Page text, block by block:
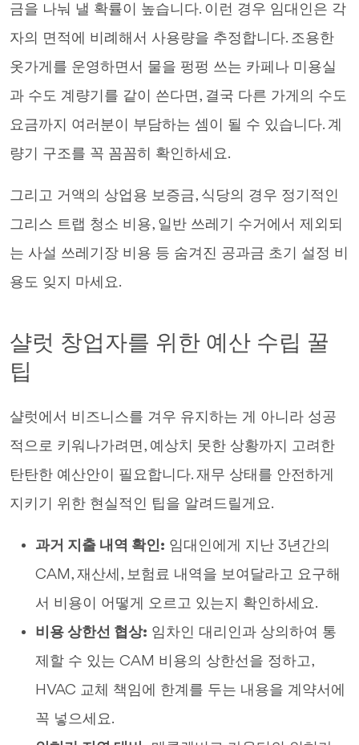
금을 나눠 낼 확률이 높습니다. 이런 경우 임대인은 각
자의 면적에 비례해서 사용량을 추정합니다. 조용한
옷가게를 운영하면서 물을 펑펑 쓰는 카페나 미용실
과 수도 계량기를 같이 쓴다면, 결국 다른 가게의 수도
요금까지 여러분이 부담하는 셈이 될 수 있습니다. 계
량기 구조를 꼭 꼼꼼히 확인하세요.
그리고 거액의 상업용 보증금, 식당의 경우 정기적인
그리스 트랩 청소 비용, 일반 쓰레기 수거에서 제외되
는 사설 쓰레기장 비용 등 숨겨진 공과금 초기 설정 비
용도 잊지 마세요.
샬럿 창업자를 위한 예산 수립 꿀
팁
샬럿에서 비즈니스를 겨우 유지하는 게 아니라 성공
적으로 키워나가려면, 예상치 못한 상황까지 고려한
탄탄한 예산안이 필요합니다. 재무 상태를 안전하게
지키기 위한 현실적인 팁을 알려드릴게요.
과거 지출 내역 확인: 임대인에게 지난 3년간의
CAM, 재산세, 보험료 내역을 보여달라고 요구해
서 비용이 어떻게 오르고 있는지 확인하세요.
비용 상한선 협상: 임차인 대리인과 상의하여 통
제할 수 있는 CAM 비용의 상한선을 정하고,
HVAC 교체 책임에 한계를 두는 내용을 계약서에
꼭 넣으세요.